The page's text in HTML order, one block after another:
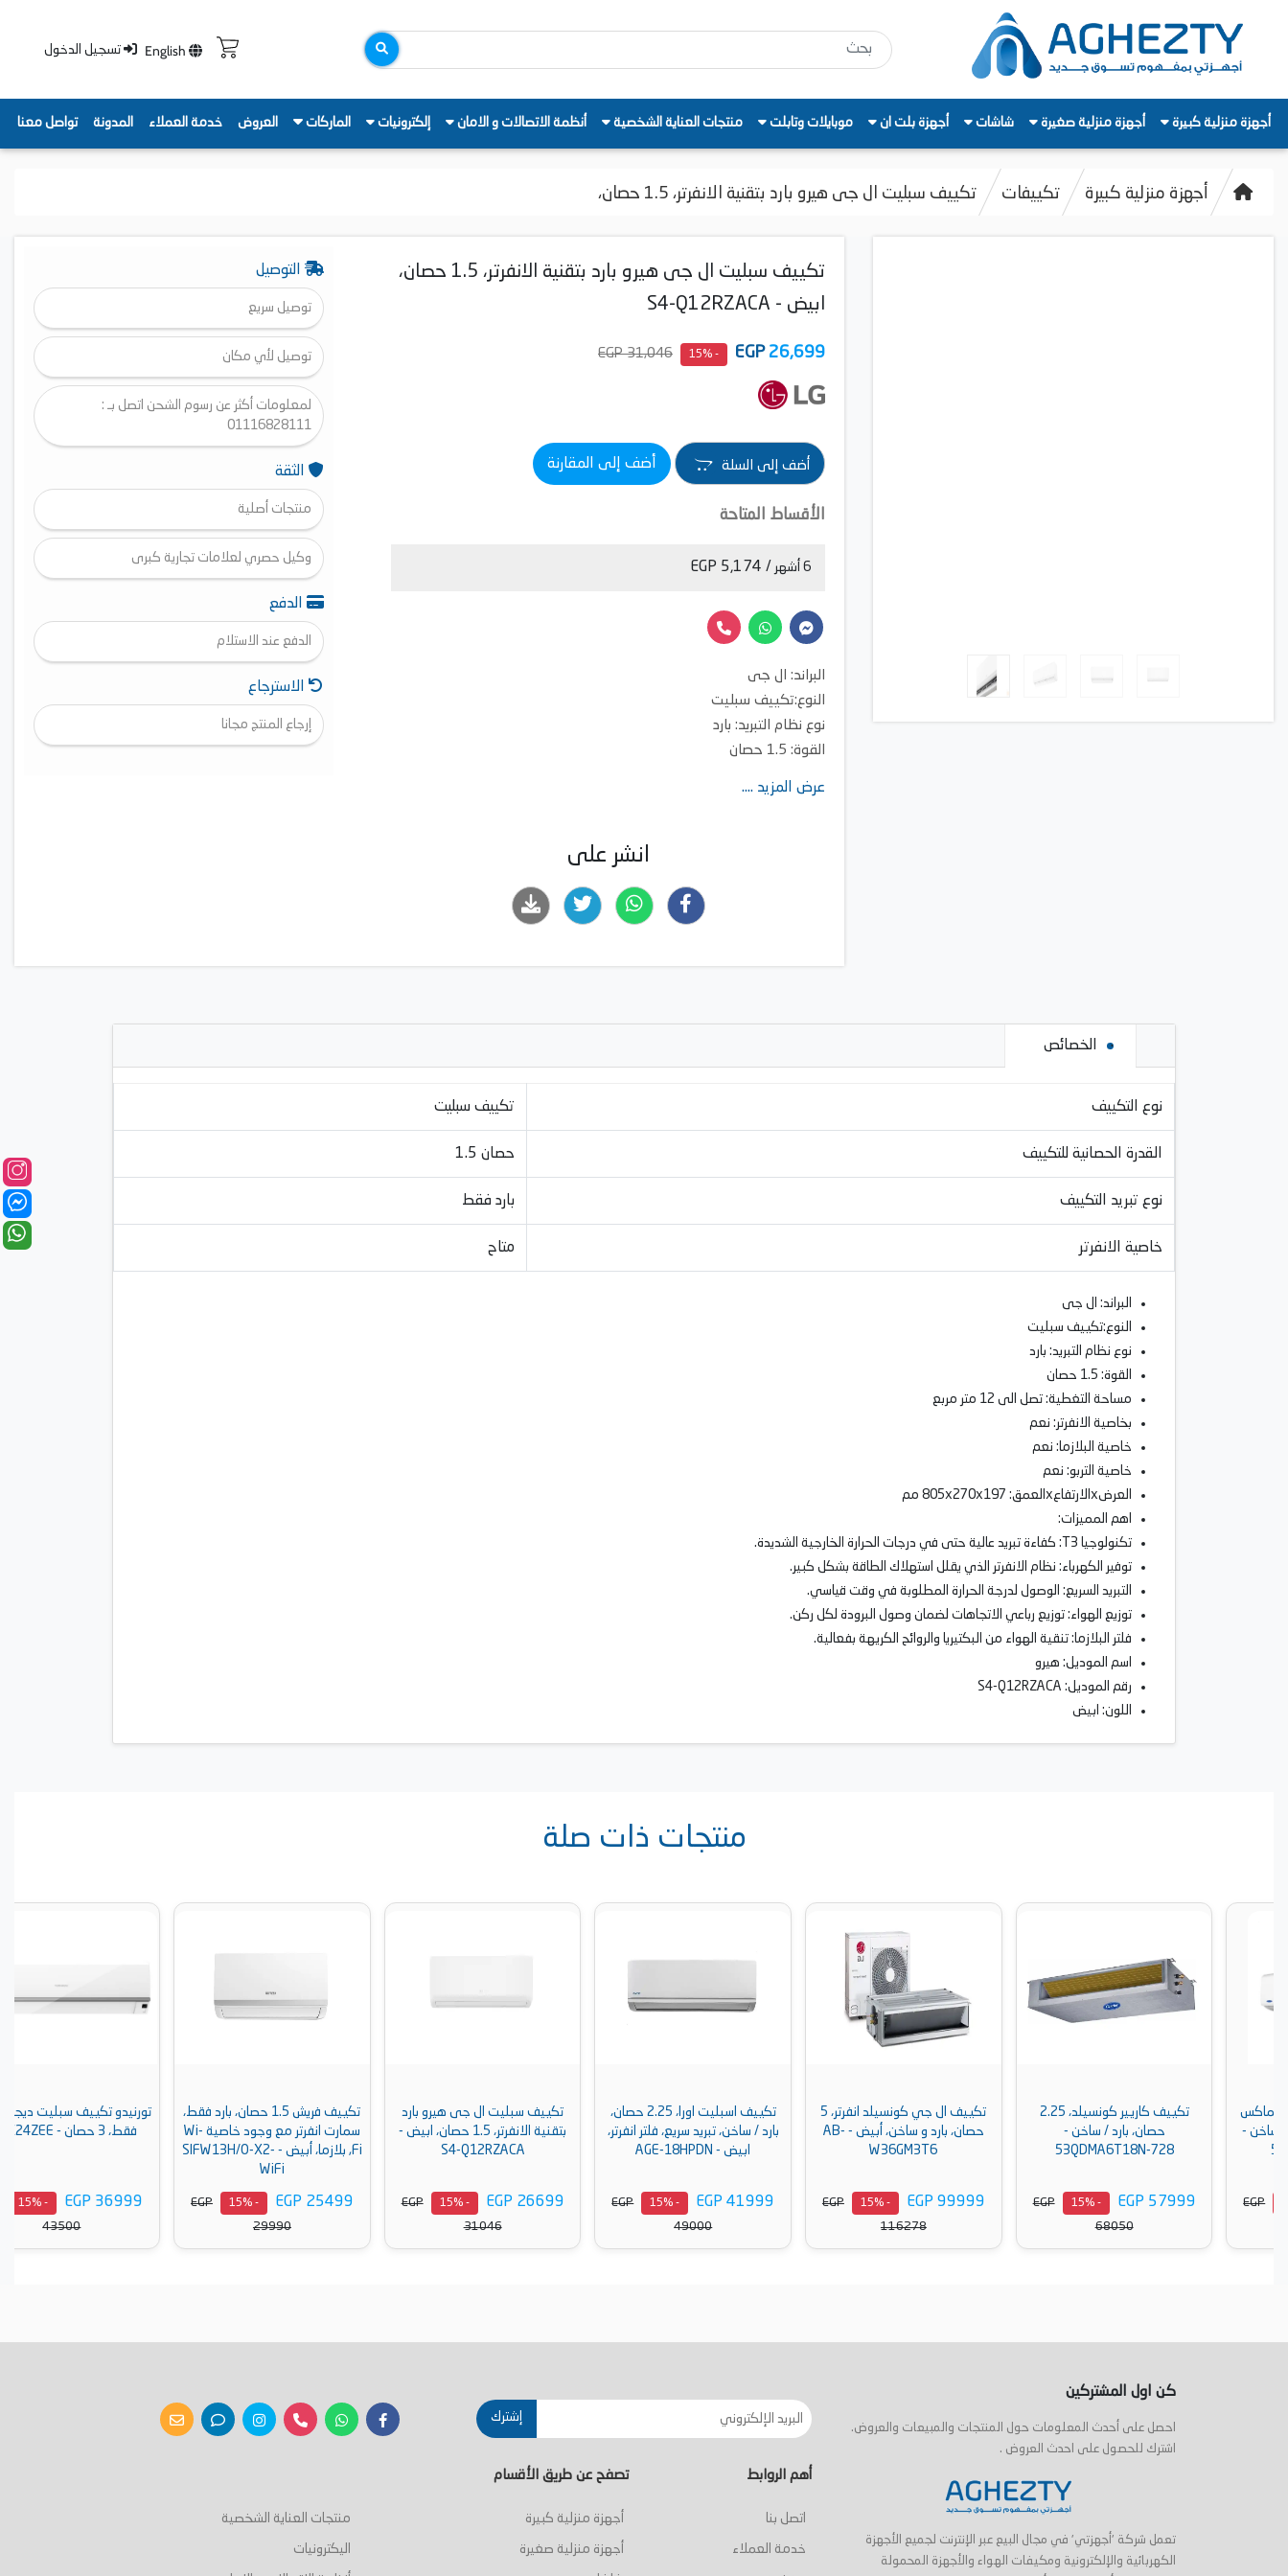
English تسجيل الدخول
أجهزة منزلية كبيرة أجهزة منزلية صغيرة شاشات أجهزة بلت ان موبايلات وتابلت منتجات العناية الشخصية أنظمة الاتصالات و الامان إلكترونيات الماركات العروض خدمة العملاء المدونة تواصل معنا
أجهزة منزلية كبيرة تكييفات تكييف سبليت ال جى هيرو بارد بتقنية الانفرتر، 1.5 حصان،
تكييف سبليت ال جى هيرو بارد بتقنية الانفرتر، 1.5 حصان،
ابيض - S4-Q12RZACA
26,699
EGP
- 15%
31,046 EGP
أضف إلى السلة أضف إلى المقارنة
الأقساط المتاحة
6 أشهر / 5,174 EGP
البراند: ال جى
النوع:تكييف سبليت
نوع نظام التبريد: بارد
القوة: 1.5 حصان
بخاصية الانفرتر: نعم
عرض المزيد ....
انشر على
التوصيل
توصيل سريع
توصيل لأي مكان
لمعلومات أكثر عن رسوم الشحن اتصل بـ :
01116828111
الثقة
منتجات أصلية
وكيل حصري لعلامات تجارية كبرى
الدفع
الدفع عند الاستلام
الاسترجاع
إرجاع المنتج مجانا
الخصائص
نوع التكييف تكييف سبليت
القدرة الحصانية للتكييف 1.5 حصان
نوع تبريد التكييف بارد فقط
خاصية الانفرتر متاح
البراند: ال جى
النوع:تكييف سبليت
نوع نظام التبريد: بارد
القوة: 1.5 حصان
مساحة التغطية: تصل الى 12 متر مربع
بخاصية الانفرتر: نعم
خاصية البلازما: نعم
خاصية التربو: نعم
العرضxالارتفاعxالعمق: 805x270x197 مم
اهم المميزات:
تكنولوجيا T3: كفاءة تبريد عالية حتى في درجات الحرارة الخارجية الشديدة.
توفير الكهرباء: نظام الانفرتر الذي يقلل استهلاك الطاقة بشكل كبير.
التبريد السريع: الوصول لدرجة الحرارة المطلوبة في وقت قياسي.
توزيع الهواء: توزيع رباعي الاتجاهات لضمان وصول البرودة لكل ركن.
فلتر البلازما: تنقية الهواء من البكتيريا والروائح الكريهة بفعالية.
اسم الموديل: هيرو
رقم الموديل: S4-Q12RZACA
اللون: ابيض
منتجات ذات صلة
تكييف كاريير كونسيلد، 2.25
حصان، بارد / ساخن -
53QDMA6T18N-728
EGP 57999
- 15%
EGP
تكييف ال جي كونسيلد انفرتر، 5
حصان، بارد و ساخن، أبيض - AB-
W36GM3T6
EGP 99999
- 15%
EGP
تكييف اسبليت اورا، 2.25 حصان،
بارد / ساخن، تبريد سريع، فلتر انفرتر،
EGP 41999
- 15%
EGP
تكييف سبليت ال جى هيرو بارد
بتقنية الانفرتر، 1.5 حصان، ابيض -
S4-Q12RZACA
EGP 26699
- 15%
EGP
تكييف فريش 1.5 حصان، بارد فقط،
سمارت انفرتر مع وجود خاصية Wi-
Fi, بلازما، أبيض - SIFW13H/O-X2-
EGP 25499
- 15%
EGP
تورنيدو تكييف سبليت ديجيتال، بارد
فقط، 3 حصان - TH-C24ZEE
EGP 36999
- 15%
EGP
كن اول المشتركين
احصل على أحدث المعلومات حول المنتجات والمبيعات والعروض.
اشترك للحصول على احدث العروض .
إشترك
تعمل شركة 'أجهزتي' في مجال البيع عبر الإنترنت لجميع الأجهزة
الكهربائية والإلكترونية ومكيفات الهواء والأجهزة المحمولة
أهم الروابط
اتصل بنا
خدمة العملاء
تصفح عن طريق الأقسام
أجهزة منزلية كبيرة
أجهزة منزلية صغيرة
منتجات العناية الشخصية
اليكترونيات